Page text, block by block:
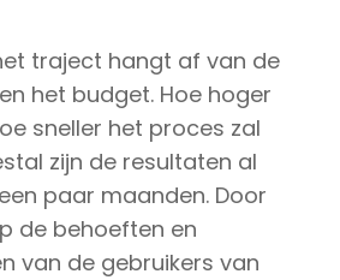
traject hangt af van de
het budget. Hoe hoger
sneller het proces zal
zijn de resultaten al
paar maanden. Door
de behoeften en
van de gebruikers van